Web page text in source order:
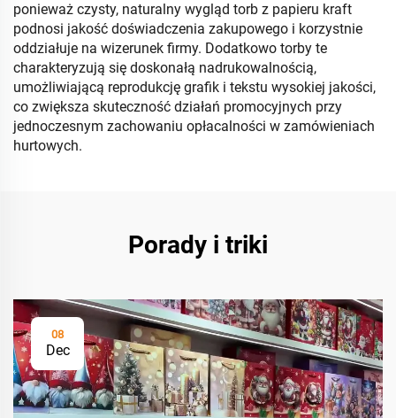
ponieważ czysty, naturalny wygląd torb z papieru kraft
podnosi jakość doświadczenia zakupowego i korzystnie
oddziałuje na wizerunek firmy. Dodatkowo torby te
charakteryzują się doskonałą nadrukowalnością,
umożliwiającą reprodukcję grafik i tekstu wysokiej jakości,
co zwiększa skuteczność działań promocyjnych przy
jednoczesnym zachowaniu opłacalności w zamówieniach
hurtowych.
Porady i triki
08
Dec